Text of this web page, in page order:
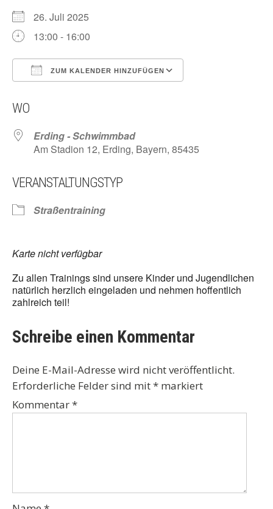
26. Juli 2025
13:00 - 16:00
ZUM KALENDER HINZUFÜGEN
WO
Erding - Schwimmbad
Am Stadion 12, Erding, Bayern, 85435
VERANSTALTUNGSTYP
Straßentraining
Karte nicht verfügbar
Zu allen Trainings sind unsere Kinder und Jugendlichen
natürlich herzlich eingeladen und nehmen hoffentlich
zahlreich teil!
Schreibe einen Kommentar
Deine E-Mail-Adresse wird nicht veröffentlicht.
Erforderliche Felder sind mit* markiert
Kommentar*